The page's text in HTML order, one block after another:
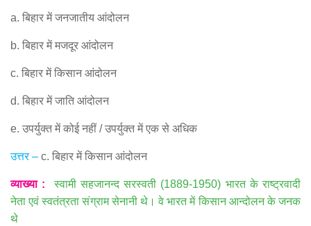
a. बिहार में जनजातीय आंदोलन
b. बिहार में मजदूर आंदोलन
c. बिहार में किसान आंदोलन
d. बिहार में जाति आंदोलन
e. उपर्युक्त में कोई नहीं /उपर्युक्त में एक से अधिक
उत्तर– c. बिहार में किसान आंदोलन
व्याख्या: स्वामी सहजानन्द सरस्वती (1889-1950) भारत के राष्ट्रवादी
नेता एवं स्वतंत्रता संग्राम सेनानी थे। वे भारत में किसान आन्दोलन के जनक
थे